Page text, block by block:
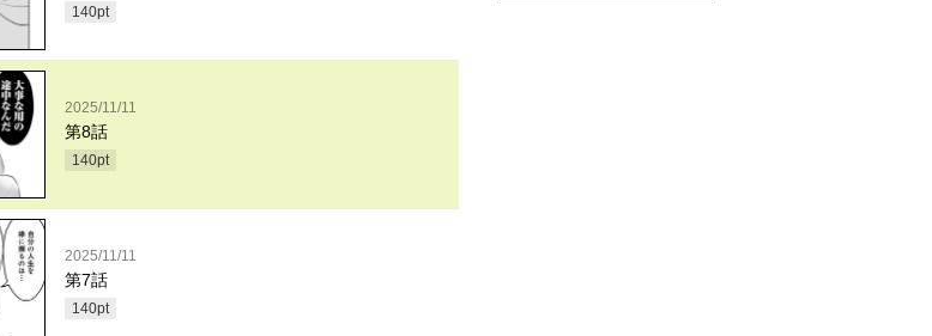
140pt
2025/11/11
第8話
140pt
2025/11/11
第7話
140pt